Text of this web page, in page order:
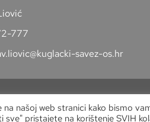
777
savez-os.hr
na našoj web stranici kako bismo
sve" pristajete na korištenje SVIH